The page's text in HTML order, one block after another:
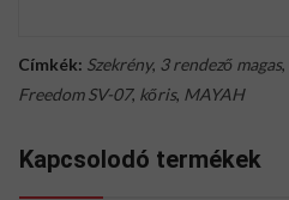
Címkék: Szekrény, 3 rendező magas,
Freedom SV-07, kőris, MAYAH
Kapcsolodó termékek